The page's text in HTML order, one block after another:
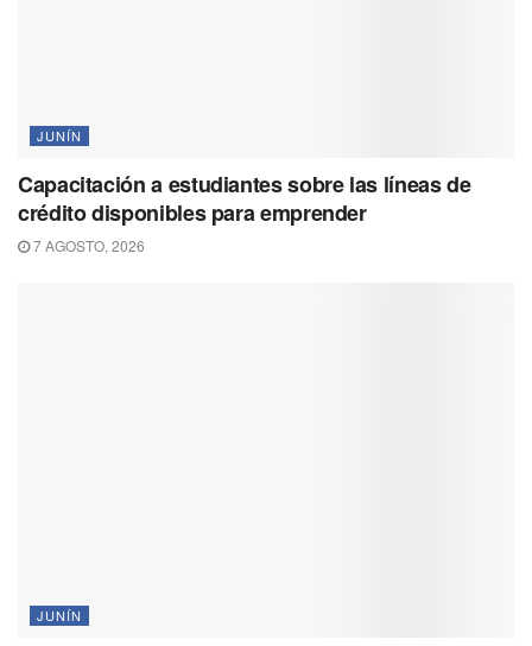
JUNÍN
Capacitación a estudiantes sobre las líneas de
crédito disponibles para emprender
7 AGOSTO, 2026
JUNÍN